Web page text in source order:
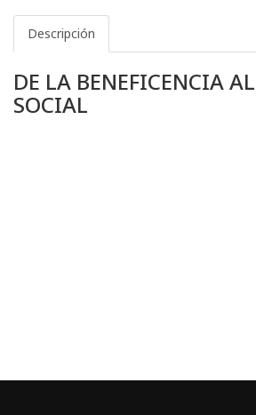
Descripción
DE LA BENEFICENCIA
SOCIAL